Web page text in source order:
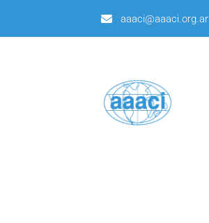
aaaci@aaaci.org.ar